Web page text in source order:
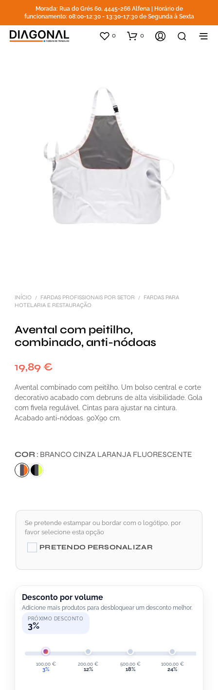
Morada: Rua do Grés 60, 4445-266 Alfena | Horário de
funcionamento: 08:00-12:30 - 13:30-17:30 de Segunda à Sexta
0 0
INÍCIO / FARDAS PROFISSIONAIS POR SETOR /
FARDAS PARA
HOTELARIA E RESTAURAÇÃO
Avental com peitilho,
combinado, anti-nódoas
19,89 €
Avental combinado com peitilho. Um bolso central e corte
decorativo acabado com debruns de alta visibilidade. Gola
com fivela regulável. Cintas para ajustar na cintura.
Acabado anti-nódoas. 90X90 cm.
COR BRANCO CINZA LARANJA FLUORESCENTE
Se pretende estampar ou bordar com o logótipo, por
favor selecione esta opção
PRETENDO PERSONALIZAR
Desconto por volume
Adicione mais produtos para desbloquear um desconto melhor.
PRÓXIMO DESCONTO
3%
100,00 €
3%
200,00 €
12%
500,00 €
18%
1000,00 €
24%
T